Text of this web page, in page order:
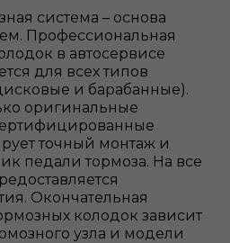
система – основа
Профессиональная
в автосервисе
для всех типов
и барабанные).
оригинальные
точный монтаж и
педали тормоза. На все
Окончательная
колодок зависит
узла и модели